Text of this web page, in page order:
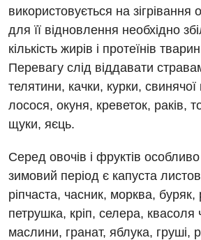
використовується на зігрівання
для її відновлення необхідно
кількість жирів і протеїнів
Перевагу слід віддавати
телятини, качки, курки, свинячої
лосося, окуня, креветок, раків,
щуки, яєць.
Серед овочів і фруктів
зимовий період є капуста
ріпчаста, часник, морква, буряк,
петрушка, кріп, селера, квасоля
маслини, гранат, яблука, груші,